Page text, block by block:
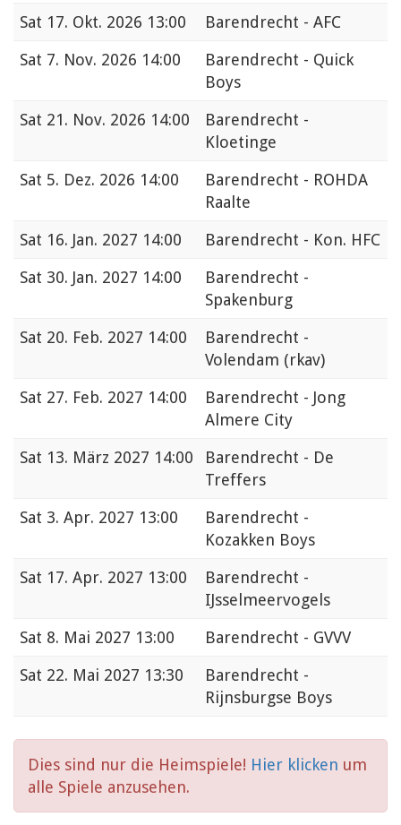
Sat 17. Okt. 2026 13:00
Barendrecht - AFC
Sat 7. Nov. 2026 14:00
Barendrecht - Quick
Boys
Sat 21. Nov. 2026 14:00
Barendrecht -
Kloetinge
Sat 5. Dez. 2026 14:00
Barendrecht - ROHDA
Raalte
Sat 16. Jan. 2027 14:00
Barendrecht - Kon. HFC
Sat 30. Jan. 2027 14:00
Barendrecht -
Spakenburg
Sat 20. Feb. 2027 14:00
Barendrecht -
Volendam (rkav)
Sat 27. Feb. 2027 14:00
Barendrecht - Jong
Almere City
Sat 13. März 2027 14:00
Barendrecht - De
Treffers
Sat 3. Apr. 2027 13:00
Barendrecht -
Kozakken Boys
Sat 17. Apr. 2027 13:00
Barendrecht -
IJsselmeervogels
Sat 8. Mai 2027 13:00
Barendrecht - GVVV
Sat 22. Mai 2027 13:30
Barendrecht -
Rijnsburgse Boys
Dies sind nur die Heimspiele! Hier klicken um
alle Spiele anzusehen.